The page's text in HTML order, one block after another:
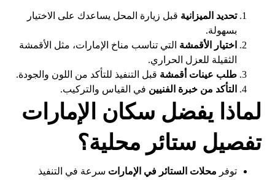
تحديد الميزانية قبل زيارة المحل يساعدك على الاختيار
بسهولة.
اختيار الأقمشة التي تناسب مناخ الإمارات، مثل الأقمشة
الثقيلة للعزل الحراري.
طلب عينات أقمشة قبل التنفيذ للتأكد من اللون والجودة.
التأكد من خبرة الفنيين في القياس والتركيب.
لماذا يفضل سكان الإمارات
تفصيل ستائر محلية؟
توفر محلات الستائر في الإمارات سرعة في التنفيذ